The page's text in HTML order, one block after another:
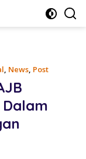
, News, Post